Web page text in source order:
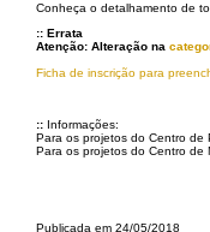
Conheça o detalhamento de
:: Errata
Atenção: Alteração na
Ficha de inscrição para
:: Informações:
Para os projetos do Centro de
Para os projetos do Centro de
Publicada em 24/05/2018